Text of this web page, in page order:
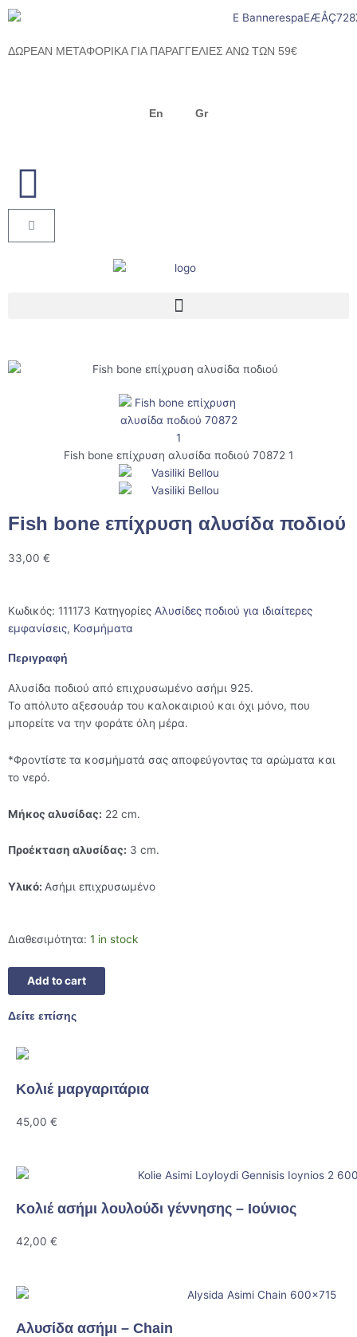
Μετάβαση
στο
ΔΩΡΕΑΝ ΜΕΤΑΦΟΡΙΚΑ ΓΙΑ ΠΑΡΑΓΓΕΛΙΕΣ ΑΝΩ ΤΩΝ 59€
En Gr
Menu
Fish bone επίχρυση αλυσίδα ποδιού 70872 1
Fish bone επίχρυση αλυσίδα ποδιού
33,00 €
Κωδικός: 111173 Κατηγορίες Αλυσίδες ποδιού για ιδιαίτερες
εμφανίσεις, Κοσμήματα
Περιγραφή
Αλυσίδα ποδιού από επιχρυσωμένο ασήμι 925.
Το απόλυτο αξεσουάρ του καλοκαιριού και όχι μόνο, που
μπορείτε να την φοράτε όλη μέρα.
*Φροντίστε τα κοσμήματά σας αποφεύγοντας τα αρώματα και
το νερό.
Μήκος αλυσίδας: 22 cm.
Προέκταση αλυσίδας: 3 cm.
Yλικό: Ασήμι επιχρυσωμένο
Διαθεσιμότητα: 1 in stock
Add to cart
Δείτε επίσης
Κολιέ μαργαριτάρια
45,00 €
Κολιέ ασήμι λουλούδι γέννησης – Ιούνιος
42,00 €
Αλυσίδα ασήμι – Chain